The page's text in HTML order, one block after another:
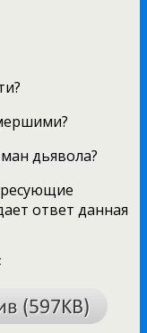
дьявола?
ответ данная